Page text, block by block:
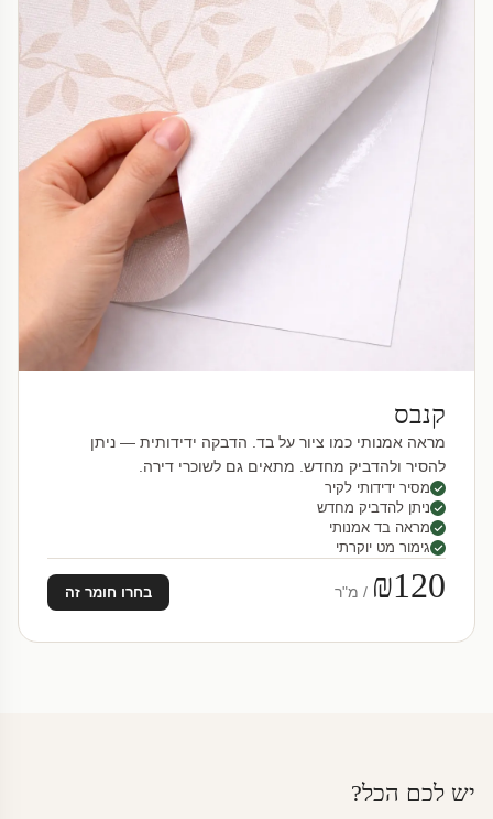
קנבס
מראה אמנותי כמו ציור על בד. הדבקה ידידותית — ניתן
להסיר ולהדביק מחדש. מתאים גם לשוכרי דירה.
מסיר ידידותי לקיר
ניתן להדביק מחדש
מראה בד אמנותי
גימור מט יוקרתי
₪120 / מ"ר בחרו חומר זה
יש לכם הכל?